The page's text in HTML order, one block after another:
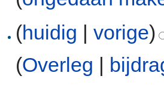
(huidig |vorige)
(Overleg